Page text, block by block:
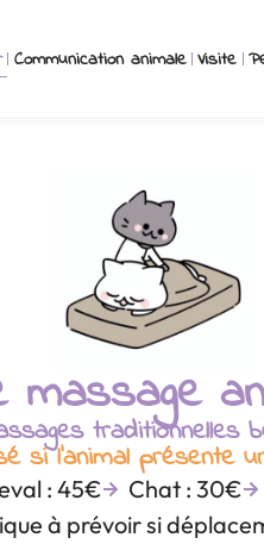
Communication animale Visite
massage
si l’animal présente
: 45€ Chat : 30€
à prévoir si